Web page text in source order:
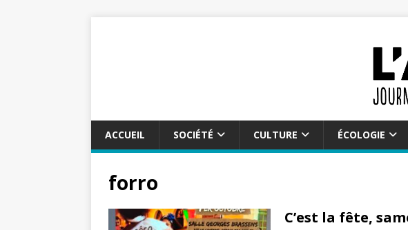
ACCUEIL SOCIÉTÉ CULTURE ÉCOLOGIE
forro
C’est la fête,